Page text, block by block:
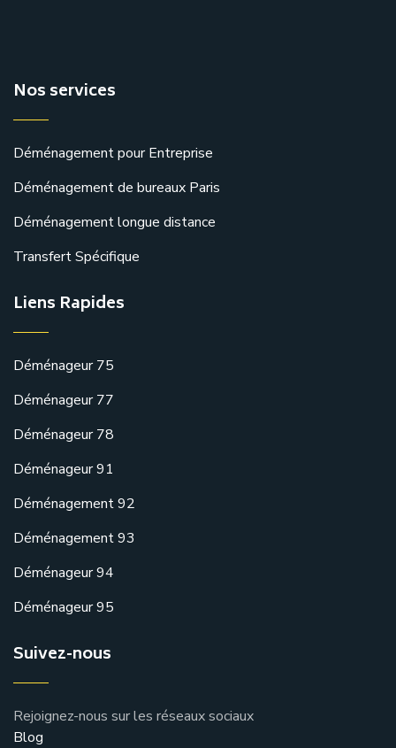
Nos services
Déménagement pour Entreprise
Déménagement de bureaux Paris
Déménagement longue distance
Transfert Spécifique
Liens Rapides
Déménageur 75
Déménageur 77
Déménageur 78
Déménageur 91
Déménagement 92
Déménagement 93
Déménageur 94
Déménageur 95
Suivez-nous
Rejoignez-nous sur les réseaux sociaux
Blog